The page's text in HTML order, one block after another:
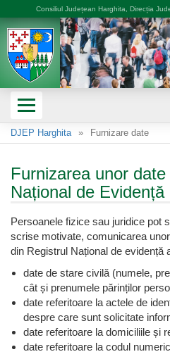
DJEP Harghita Furnizare date
Furnizarea unor
Național de
Persoanele fizice sau juridice pot
scrise motivate, comunicarea
din Registrul Național de evidență
date de stare civilă (numele,
cât și prenumele părinților
date referitoare la actele de
despre care sunt solicitate
date referitoare la domiciliile și
date referitoare la codul
Consiliul Județean Harghita, Direcția